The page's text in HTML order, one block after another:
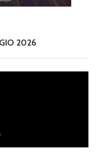
2026